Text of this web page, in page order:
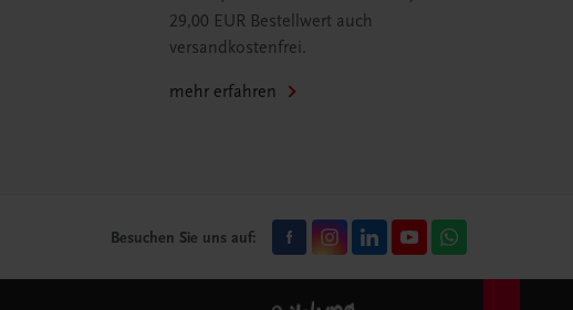
29,00 EUR Bestellwert auch
versandkostenfrei.
mehr erfahren
Besuchen Sie uns auf: